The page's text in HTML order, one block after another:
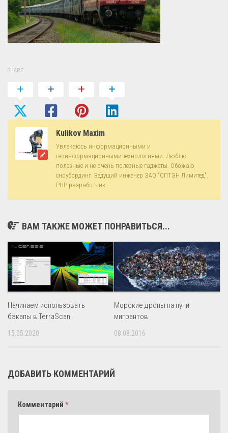
SHARE
Kulikov Maxim
Увлекаюсь информационными и
геоинформационными технологиями. Люблю
полезные и не очень полезные гаджеты. Обожаю
сноубординг. Ведущий инженер ЗАО "ОПТЭН Лимитед".
PHP-разработчик.
ВАМ ТАКЖЕ МОЖЕТ ПОНРАВИТЬСЯ...
Начинаем использовать
бэкапы в TerraScan
15.05.2020
Морские дроны на пути
мигрантов
08.08.2016
ДОБАВИТЬ КОММЕНТАРИЙ
Комментарий *